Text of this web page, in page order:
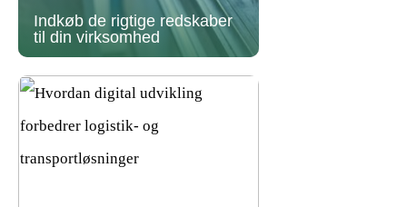
Indkøb de rigtige redskaber
til din virksomhed